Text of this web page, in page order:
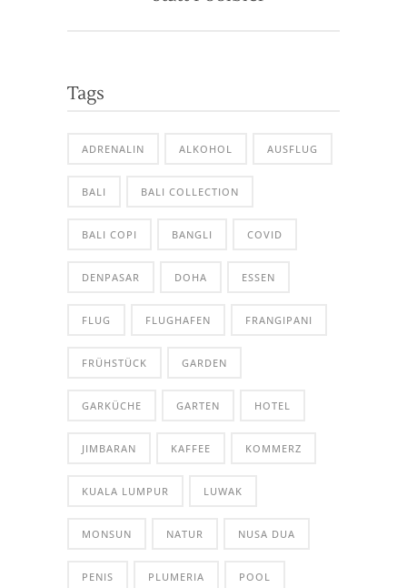
Tags
ADRENALIN ALKOHOL AUSFLUG
BALI BALI COLLECTION
BALI COPI BANGLI COVID
DENPASAR DOHA ESSEN
FLUG FLUGHAFEN FRANGIPANI
FRÜHSTÜCK GARDEN
GARKÜCHE GARTEN HOTEL
JIMBARAN KAFFEE KOMMERZ
KUALA LUMPUR LUWAK
MONSUN NATUR NUSA DUA
PENIS PLUMERIA POOL